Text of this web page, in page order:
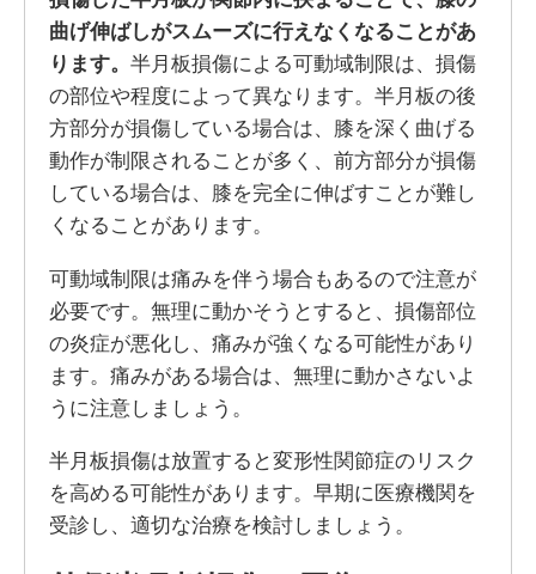
曲げ伸ばしがスムーズに行えなくなることがあ
ります。 半月板損傷による可動域制限は、損傷
の部位や程度によって異なります。半月板の後
方部分が損傷している場合は、膝を深く曲げる
動作が制限されることが多く、前方部分が損傷
している場合は、膝を完全に伸ばすことが難し
くなることがあります。
可動域制限は痛みを伴う場合もあるので注意が
必要です。無理に動かそうとすると、損傷部位
の炎症が悪化し、痛みが強くなる可能性があり
ます。痛みがある場合は、無理に動かさないよ
うに注意しましょう。
半月板損傷は放置すると変形性関節症のリスク
を高める可能性があります。早期に医療機関を
受診し、適切な治療を検討しましょう。